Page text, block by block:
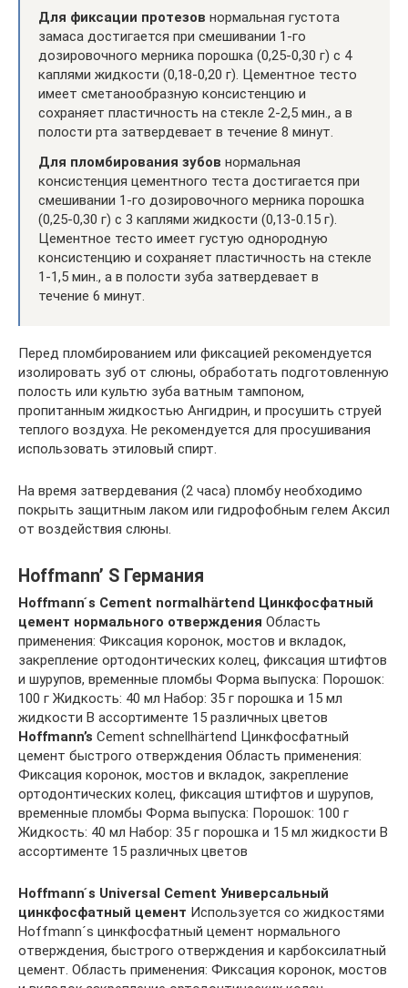
Для фиксации протезов нормальная густота
замаса достигается при смешивании 1-го
дозировочного мерника порошка (0,25-0,30 г) с 4
каплями жидкости (0,18-0,20 г). Цементное тесто
имеет сметанообразную консистенцию и
сохраняет пластичность на стекле 2-2,5 мин., а в
полости рта затвердевает в течение 8 минут.
Для пломбирования зубов нормальная
консистенция цементного теста достигается при
смешивании 1-го дозировочного мерника порошка
(0,25-0,30 г) с 3 каплями жидкости (0,13-0.15 г).
Цементное тесто имеет густую однородную
консистенцию и сохраняет пластичность на стекле
1-1,5 мин., а в полости зуба затвердевает в
течение 6 минут.
Перед пломбированием или фиксацией рекомендуется
изолировать зуб от слюны, обработать подготовленную
полость или культю зуба ватным тампоном,
пропитанным жидкостью Ангидрин, и просушить струей
теплого воздуха. Не рекомендуется для просушивания
использовать этиловый спирт.
На время затвердевания (2 часа) пломбу необходимо
покрыть защитным лаком или гидрофобным гелем Аксил
от воздействия слюны.
Hoffmann’ S Германия
Hoffmann ́s Cement normalhärtend Цинкфосфатный
цемент нормального отверждения Область
применения: Фиксация коронок, мостов и вкладок,
закрепление ортодонтических колец, фиксация штифтов
и шурупов, временные пломбы Форма выпуска: Порошок:
100 г Жидкость: 40 мл Набор: 35 г порошка и 15 мл
жидкости В ассортименте 15 различных цветов
Hoffmann’s Cement schnellhärtend Цинкфосфатный
цемент быстрого отверждения Область применения:
Фиксация коронок, мостов и вкладок, закрепление
ортодонтических колец, фиксация штифтов и шурупов,
временные пломбы Форма выпуска: Порошок: 100 г
Жидкость: 40 мл Набор: 35 г порошка и 15 мл жидкости В
ассортименте 15 различных цветов
Hoffmann ́s Universal Cement Универсальный
цинкфосфатный цемент Используется со жидкостями
Hoffmann´s цинкфосфатный цемент нормального
отверждения, быстрого отверждения и карбоксилатный
цемент. Область применения: Фиксация коронок, мостов